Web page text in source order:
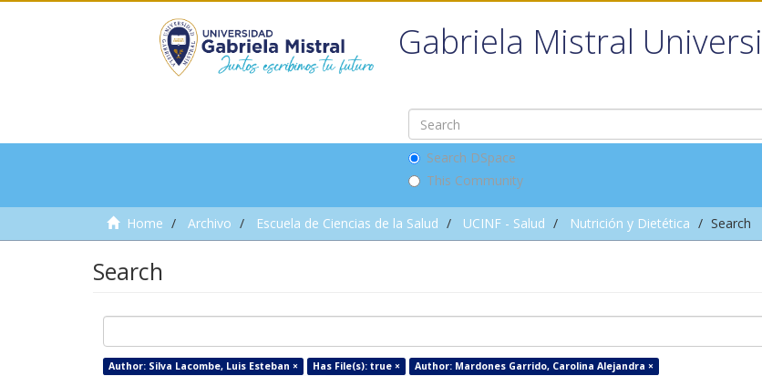
Gabriela Mistral
Search DSpace
This Community
Home Archivo Escuela de Ciencias de la Salud UCINF - Salud Nutrición y Dietética Search
Search
Author: Silva Lacombe, Luis Esteban × Has File(s): true ×
Author: Mardones Garrido, Carolina Alejandra ×